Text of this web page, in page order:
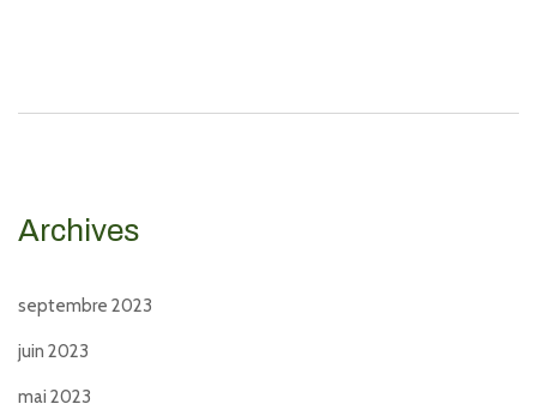
Archives
septembre 2023
juin 2023
mai 2023